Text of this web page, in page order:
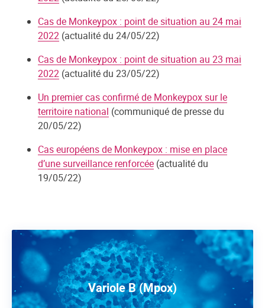
Cas de Monkeypox : point de situation au 24 mai
2022 (actualité du 24/05/22)
Cas de Monkeypox : point de situation au 23 mai
2022 (actualité du 23/05/22)
Un premier cas confirmé de Monkeypox sur le
territoire national (communiqué de presse du
20/05/22)
Cas européens de Monkeypox : mise en place
d’une surveillance renforcée (actualité du
19/05/22)
Variole B (Mpox)